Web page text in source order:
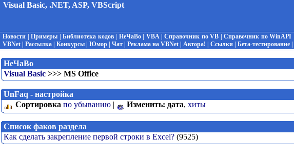
Visual Basic, .NET, ASP, VBScript
Новости |Примеры |Библиотека кодов| НеЧаВо| VBA|Справочник по VB |Справочник по WinAPI
VBNet
Рассылка Конкурсы Юмор Чат Реклама на VBNet Автора! Ссылки Бета-тестирование
НеЧаВо
Visual Basic >>> MS Office
UnFaq - настройка
Сортировка по убыванию | Изменить: дата, хиты
Список факов раздела
Как сделать закрепление первой строки в Excel? (9525)